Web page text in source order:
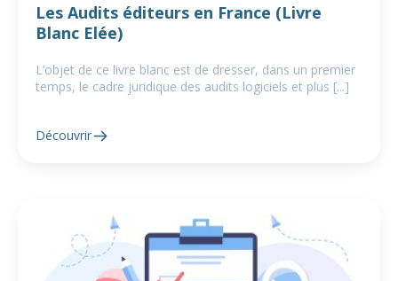
Les Audits éditeurs en France (Livre
Blanc Elée)
L’objet de ce livre blanc est de dresser, dans un premier
temps, le cadre juridique des audits logiciels et plus [...]
Découvrir